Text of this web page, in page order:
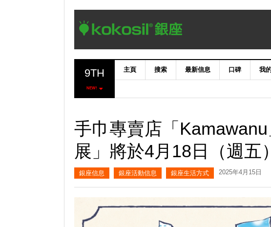
9TH
NEW!
主頁 搜索 最新信息 口碑 我
手巾專賣店「
展」將於4月18日（週五
銀座信息 銀座活動信息 銀座生活方式 2025年4月15日